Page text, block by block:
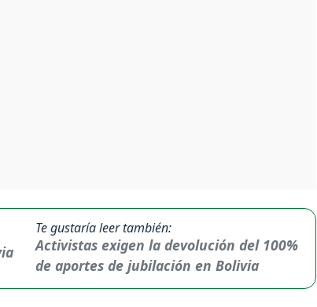
Te gustaría leer también:
Activistas exigen la devolución del 100%
de aportes de jubilación en Bolivia